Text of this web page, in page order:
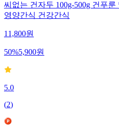
씨없는 건자두 100g-500g 건푸
영양간식 건강간식
11,800원
50%5,900원
5.0
(2)